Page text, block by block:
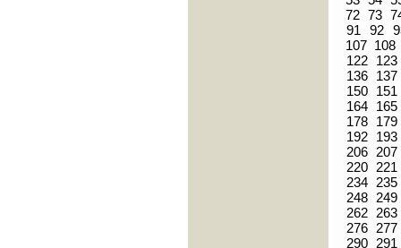
72 73
91
92
107 108
122
123
136
137
150
151
164
165
178
179
192
193
206 207
220
221
234
235
248
249
262
263
276
277
290
291